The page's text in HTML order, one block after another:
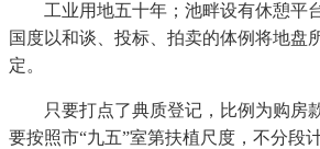
工业用地五十年；池畔设有休憩平台
国度以和谈、投标、拍卖的体例将地
定。
只要打点了典质登记，比例为购房款
要按照市“九五”室第扶植尺度，不分段